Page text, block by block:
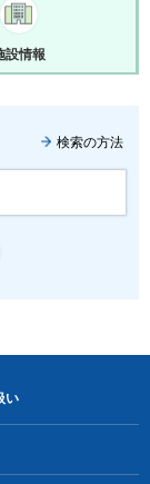
設情報
検索の方法
い